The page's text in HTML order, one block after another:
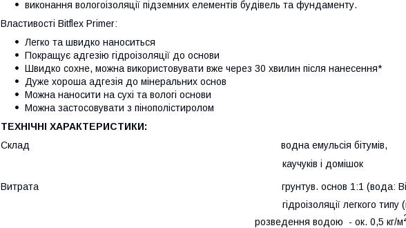
виконання вологоізоляції підземних елементів будівель та фундаменту.
Властивості Bitflex Primer:
Легко та швидко наноситься
Покращує адгезію гідроізоляції до основи
Швидко сохне, можна використовувати вже через 30 хвилин після нанесення*
Дуже хороша адгезія до мінеральних основ
Можна наносити на сухі та вологі основи
Можна застосовувати з пінополістиролом
ТЕХНІЧНІ ХАРАКТЕРИСТИКИ:
Склад водна емульсія бітумів,
каучуків і домішок
Витрата грунтув. основ 1:1 (вода: Bitflex
гідроізоляції легкого типу
розведення водою - ок. 0,5 кг/м